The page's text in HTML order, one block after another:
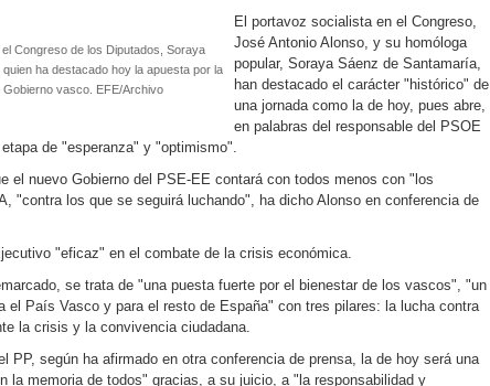
Congreso de los Diputados, Soraya
ha destacado hoy la apuesta por la
vasco. EFE/Archivo
El portavoz socialista en el Congreso,
José Antonio Alonso, y su homóloga
popular, Soraya Sáenz de Santamaría,
han destacado el carácter "histórico" de
una jornada como la de hoy, pues abre,
en palabras del responsable del PSOE
de "esperanza" y "optimismo".
el nuevo Gobierno del PSE-EE contará con todos menos con "los
"contra los que se seguirá luchando", ha dicho Alonso en conferencia de
"eficaz" en el combate de la crisis económica.
se trata de "una puesta fuerte por el bienestar de los vascos", "un
el País Vasco y para el resto de España" con tres pilares: la lucha contra
la crisis y la convivencia ciudadana.
PP, según ha afirmado en otra conferencia de prensa, la de hoy será una
la memoria de todos" gracias, a su juicio, a "la responsabilidad y